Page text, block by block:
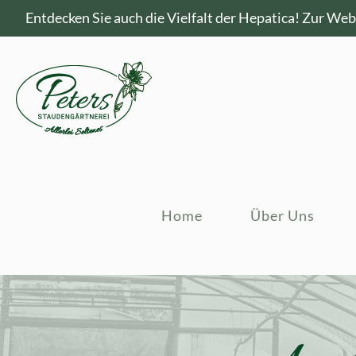
Entdecken Sie auch die Vielfalt der Hepatica! Zur
Home Über Uns